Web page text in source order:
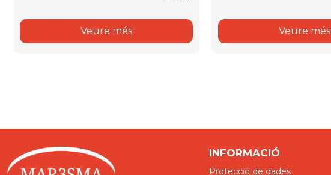
Veure més Veure més
INFORMACIÓ
Protecció de dades